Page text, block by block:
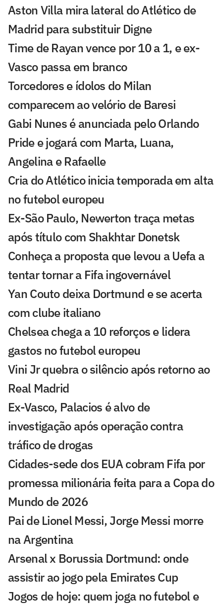
Aston Villa mira lateral do Atlético de
Madrid para substituir Digne
Time de Rayan vence por 10 a 1, e ex-
Vasco passa em branco
Torcedores e ídolos do Milan
comparecem ao velório de Baresi
Gabi Nunes é anunciada pelo Orlando
Pride e jogará com Marta, Luana,
Angelina e Rafaelle
Cria do Atlético inicia temporada em alta
no futebol europeu
Ex-São Paulo, Newerton traça metas
após título com Shakhtar Donetsk
Conheça a proposta que levou a Uefa a
tentar tornar a Fifa ingovernável
Yan Couto deixa Dortmund e se acerta
com clube italiano
Chelsea chega a 10 reforços e lidera
gastos no futebol europeu
Vini Jr quebra o silêncio após retorno ao
Real Madrid
Ex-Vasco, Palacios é alvo de
investigação após operação contra
tráfico de drogas
Cidades-sede dos EUA cobram Fifa por
promessa milionária feita para a Copa do
Mundo de 2026
Pai de Lionel Messi, Jorge Messi morre
na Argentina
Arsenal x Borussia Dortmund: onde
assistir ao jogo pela Emirates Cup
Jogos de hoje: quem joga no futebol e